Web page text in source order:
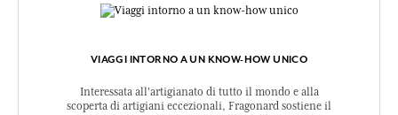
VIAGGI INTORNO A UN KNOW-HOW UNICO
Interessata all'artigianato di tutto il mondo e alla
scoperta di artigiani eccezionali, Fragonard sostiene il